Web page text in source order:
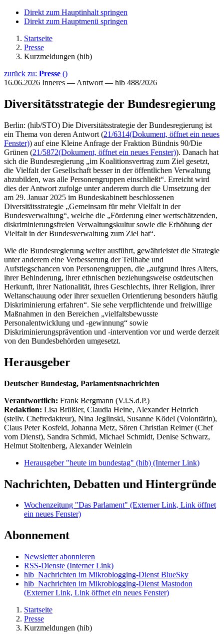
Direkt zum Hauptinhalt springen
Direkt zum Hauptmenü springen
Startseite
Presse
Kurzmeldungen (hib)
zurück zu: Presse ()
16.06.2026 Inneres — Antwort — hib 488/2026
Diversitätsstrategie der Bundesregierung
Berlin: (hib/STO) Die Diversitätsstrategie der Bundesregierung ist
ein Thema von deren Antwort (21/6314(Dokument, öffnet ein neues
Fenster)) auf eine Kleine Anfrage der Fraktion Bündnis 90/Die
Grünen (21/5872(Dokument, öffnet ein neues Fenster)). Danach hat
sich die Bundesregierung „im Koalitionsvertrag zum Ziel gesetzt,
die Vielfalt der Gesellschaft besser in der öffentlichen Verwaltung
abzubilden, was alle Personengruppen einschließt“. Erreicht wird
dies der Antwort zufolge unter anderem durch die Umsetzung der
am 29. Januar 2025 im Bundeskabinett beschlossenen
Diversitätsstrategie „Gemeinsam für mehr Vielfalt in der
Bundesverwaltung“, welche die „Förderung einer wertschätzenden,
diskriminierungsfreien Verwaltungskultur sowie die Erhöhung der
Vielfalt in der Bundesverwaltung zum Ziel hat“.
Wie die Bundesregierung weiter ausführt, gewährleistet die Strategie
unter anderem eine Verbesserung der Teilhabe und
Aufstiegschancen von Personengruppen, die „aufgrund ihres Alters,
ihrer Behinderung, ihrer ethnischen beziehungsweise ostdeutschen
Herkunft, ihrer Nationalität, ihres Geschlechts, ihrer Religion, ihrer
Weltanschauung oder ihrer sexuellen Orientierung besonders häufig
Diskriminierung erfahren“. Sie sehe verpflichtende und freiwillige
Maßnahmen in den Bereichen „vielfaltsbewusste
Personalentwicklung und -gewinnung“ sowie
Diskriminierungsprävention und -intervention vor und werde derzeit
von den Bundesbehörden umgesetzt.
Herausgeber
Deutscher Bundestag, Parlamentsnachrichten
Verantwortlich: Frank Bergmann (V.i.S.d.P.)
Redaktion: Lisa Brüßler, Claudia Heine, Alexander Heinrich
(stellv. Chefredakteur), Nina Jeglinski, Susanne Ködel (Volontärin),
Claus Peter Kosfeld, Johanna Metz, Sören Christian Reimer (Chef
vom Dienst), Sandra Schmid, Michael Schmidt, Denise Schwarz,
Helmut Stoltenberg, Alexander Weinlein
Herausgeber "heute im bundestag" (hib) (Interner Link)
Nachrichten, Debatten und Hintergründe
Wochenzeitung "Das Parlament" (Externer Link, Link öffnet
ein neues Fenster)
Abonnement
Newsletter abonnieren
RSS-Dienste (Interner Link)
hib_Nachrichten im Mikroblogging-Dienst BlueSky
hib_Nachrichten im Mikroblogging-Dienst Mastodon
(Externer Link, Link öffnet ein neues Fenster)
Startseite
Presse
Kurzmeldungen (hib)